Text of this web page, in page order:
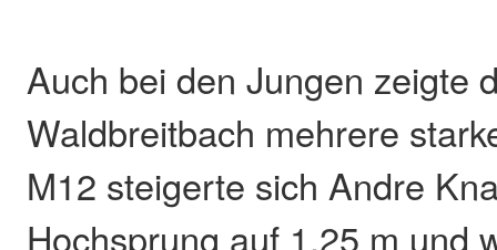
Auch bei den Jungen zeigte
Waldbreitbach mehrere
M12 steigerte sich Andre
Hochsprung auf 1,25 m und